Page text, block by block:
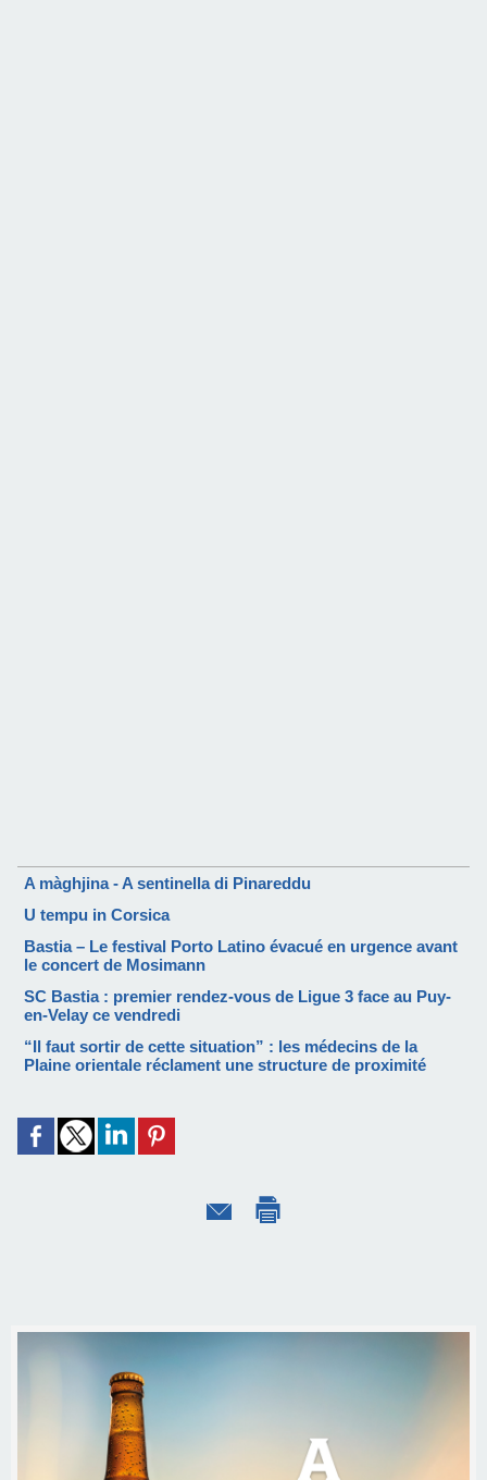
A màghjina - A sentinella di Pinareddu
U tempu in Corsica
Bastia – Le festival Porto Latino évacué en urgence avant
le concert de Mosimann
SC Bastia : premier rendez-vous de Ligue 3 face au Puy-
en-Velay ce vendredi
“Il faut sortir de cette situation” : les médecins de la
Plaine orientale réclament une structure de proximité